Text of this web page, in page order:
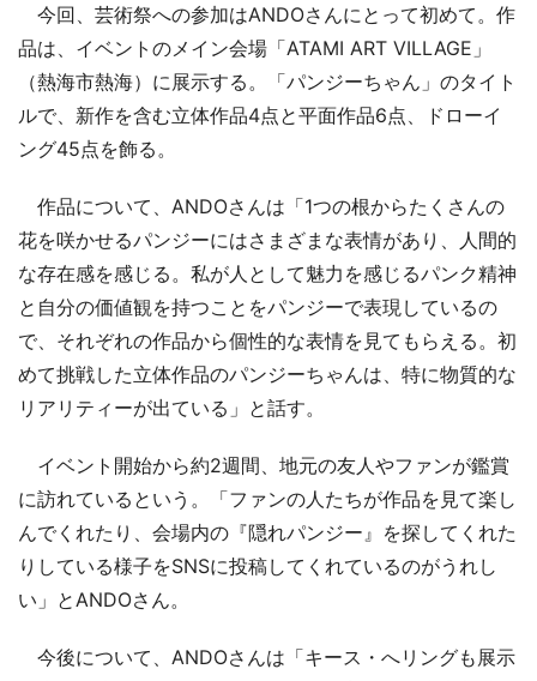
今回、芸術祭への参加はANDOさんにとって初めて。作
品は、イベントのメイン会場「ATAMI ART VILLAGE」
（熱海市熱海）に展示する。「パンジーちゃん」のタイト
ルで、新作を含む立体作品4点と平面作品6点、ドローイ
ング45点を飾る。
作品について、ANDOさんは「1つの根からたくさんの
花を咲かせるパンジーにはさまざまな表情があり、人間的
な存在感を感じる。私が人として魅力を感じるパンク精神
と自分の価値観を持つことをパンジーで表現しているの
で、それぞれの作品から個性的な表情を見てもらえる。初
めて挑戦した立体作品のパンジーちゃんは、特に物質的な
リアリティーが出ている」と話す。
イベント開始から約2週間、地元の友人やファンが鑑賞
に訪れているという。「ファンの人たちが作品を見て楽し
んでくれたり、会場内の『隠れパンジー』を探してくれた
りしている様子をSNSに投稿してくれているのがうれし
い」とANDOさん。
今後について、ANDOさんは「キース・へリングも展示